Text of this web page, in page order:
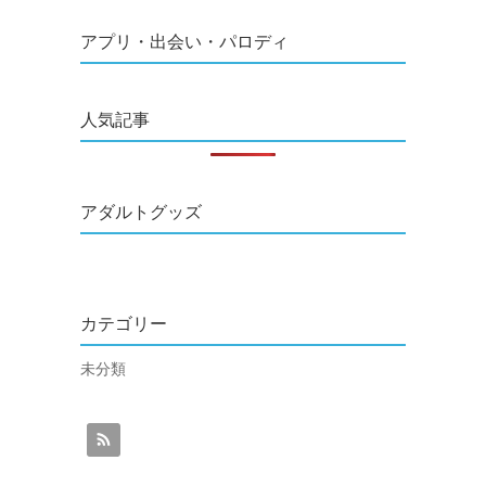
アプリ・出会い・パロディ
人気記事
アダルトグッズ
カテゴリー
未分類